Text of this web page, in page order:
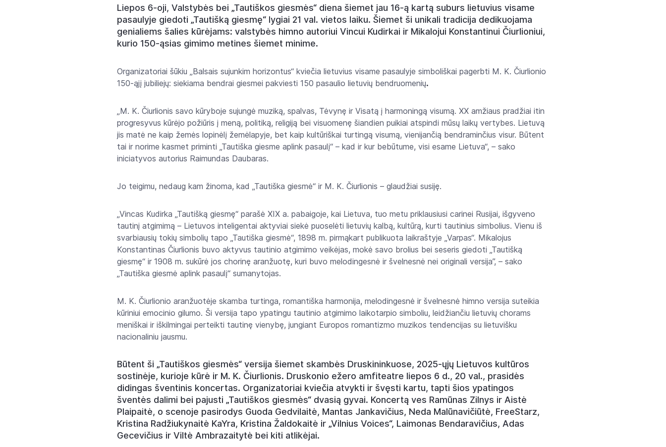
Liepos 6-oji, Valstybės bei „Tautiškos giesmės“ diena šiemet jau 16-ą kartą suburs lietuvius visame
pasaulyje giedoti „Tautišką giesmę“ lygiai 21 val. vietos laiku. Šiemet ši unikali tradicija dedikuojama
genialiems šalies kūrėjams: valstybės himno autoriui Vincui Kudirkai ir Mikalojui Konstantinui Čiurlioniui,
kurio 150-ąsias gimimo metines šiemet minime.
Organizatoriai šūkiu „Balsais sujunkim horizontus“ kviečia lietuvius visame pasaulyje simboliškai pagerbti M. K. Čiurlionio
150-ąjį jubiliejų: siekiama bendrai giesmei pakviesti 150 pasaulio lietuvių bendruomenių.
„M. K. Čiurlionis savo kūryboje sujungė muziką, spalvas, Tėvynę ir Visatą į harmoningą visumą. XX amžiaus pradžiai itin
progresyvus kūrėjo požiūris į meną, politiką, religiją bei visuomenę šiandien puikiai atspindi mūsų laikų vertybes. Lietuvą
jis matė ne kaip žemės lopinėlį žemėlapyje, bet kaip kultūriškai turtingą visumą, vienijančią bendraminčius visur. Būtent
tai ir norime kasmet priminti „Tautiška giesme aplink pasaulį“ – kad ir kur bebūtume, visi esame Lietuva“, – sako
iniciatyvos autorius Raimundas Daubaras.
Jo teigimu, nedaug kam žinoma, kad „Tautiška giesmė“ ir M. K. Čiurlionis – glaudžiai susiję.
„Vincas Kudirka „Tautišką giesmę“ parašė XIX a. pabaigoje, kai Lietuva, tuo metu priklausiusi carinei Rusijai, išgyveno
tautinį atgimimą – Lietuvos inteligentai aktyviai siekė puoselėti lietuvių kalbą, kultūrą, kurti tautinius simbolius. Vienu iš
svarbiausių tokių simbolių tapo „Tautiška giesmė“, 1898 m. pirmąkart publikuota laikraštyje „Varpas“. Mikalojus
Konstantinas Čiurlionis buvo aktyvus tautinio atgimimo veikėjas, mokė savo brolius bei seseris giedoti „Tautišką
giesmę“ ir 1908 m. sukūrė jos chorinę aranžuotę, kuri buvo melodingesnė ir švelnesnė nei originali versija”, – sako
„Tautiška giesmė aplink pasaulį“ sumanytojas.
M. K. Čiurlionio aranžuotėje skamba turtinga, romantiška harmonija, melodingesnė ir švelnesnė himno versija suteikia
kūriniui emocinio gilumo. Ši versija tapo ypatingu tautinio atgimimo laikotarpio simboliu, leidžiančiu lietuvių chorams
meniškai ir iškilmingai perteikti tautinę vienybę, jungiant Europos romantizmo muzikos tendencijas su lietuvišku
nacionaliniu jausmu.
Būtent ši „Tautiškos giesmės“ versija šiemet skambės Druskininkuose, 2025-ųjų Lietuvos kultūros
sostinėje, kurioje kūrė ir M. K. Čiurlionis. Druskonio ežero amfiteatre liepos 6 d., 20 val., prasidės
didingas šventinis koncertas. Organizatoriai kviečia atvykti ir švęsti kartu, tapti šios ypatingos
šventės dalimi bei pajusti „Tautiškos giesmės“ dvasią gyvai. Koncertą ves Ramūnas Zilnys ir Aistė
Plaipaitė, o scenoje pasirodys Guoda Gedvilaitė, Mantas Jankavičius, Neda Malūnavičiūtė, FreeStarz,
Kristina Radžiukynaitė KaYra, Kristina Žaldokaitė ir „Vilnius Voices“, Laimonas Bendaravičius, Adas
Gecevičius ir Viltė Ambrazaitytė bei kiti atlikėjai.